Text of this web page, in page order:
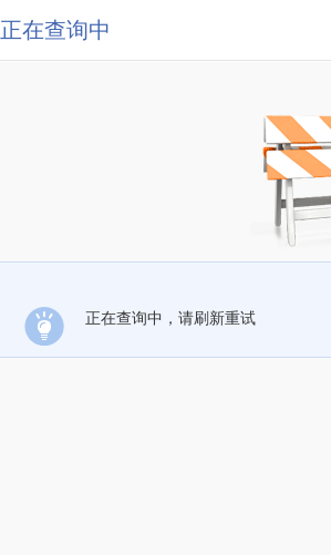
正在查询中
正在查询中，请刷新重试